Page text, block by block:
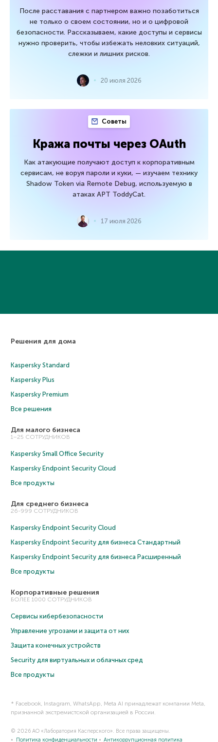
После расставания с партнером важно позаботиться
не только о своем состоянии, но и о цифровой
безопасности. Рассказываем, какие доступы и сервисы
нужно проверить, чтобы избежать неловких ситуаций,
слежки и лишних рисков.
20 июля 2026
Советы
Кража почты через OAuth
Как атакующие получают доступ к корпоративным
сервисам, не воруя пароли и куки, — изучаем технику
Shadow Token via Remote Debug, используемую в
атаках APT ToddyCat.
17 июля 2026
Решения для дома
Kaspersky Standard
Kaspersky Plus
Kaspersky Premium
Все решения
Для малого бизнеса
1–25 СОТРУДНИКОВ
Kaspersky Small Office Security
Kaspersky Endpoint Security Cloud
Все продукты
Для среднего бизнеса
26-999 СОТРУДНИКОВ
Kaspersky Endpoint Security Cloud
Kaspersky Endpoint Security для бизнеса Cтандартный
Kaspersky Endpoint Security для бизнеса Расширенный
Все продукты
Корпоративные решения
БОЛЕЕ 1000 СОТРУДНИКОВ
Сервисы кибербезопасности
Управление угрозами и защита от них
Защита конечных устройств
Security для виртуальных и облачных сред
Все продукты
* Facebook, Instagram, WhatsApp, Meta AI принадлежат компании Meta,
признанной экстремистской организацией в России.
© 2026 АО «Лаборатория Касперского». Все права защищены.
Политика конфиденциальности
Антикоррупционная политика